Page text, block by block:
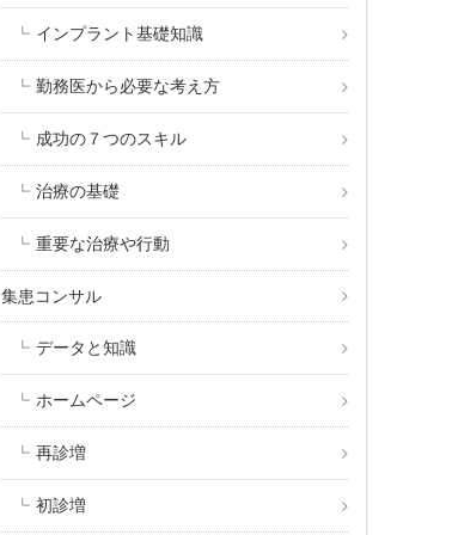
インプラント基礎知識
勤務医から必要な考え方
成功の７つのスキル
治療の基礎
重要な治療や行動
集患コンサル
データと知識
ホームページ
再診増
初診増